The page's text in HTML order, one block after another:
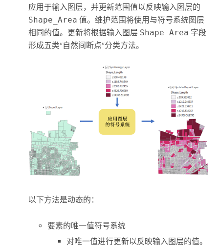
应用于输入图层，并更新范围值以反映输入图层的
Shape_Area 值。维护范围将使用与符号系统图层
相同的值。更新将根据输入图层 Shape_Area 字段
形成五类“自然间断点”分类方法。
以下方法是动态的：
要素的唯一值符号系统
对唯一值进行更新以反映输入图层的值。